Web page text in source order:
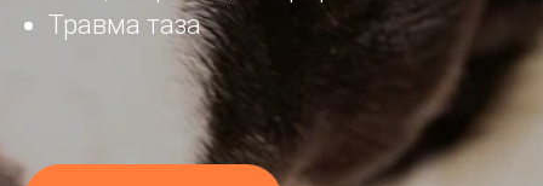
Травма таза